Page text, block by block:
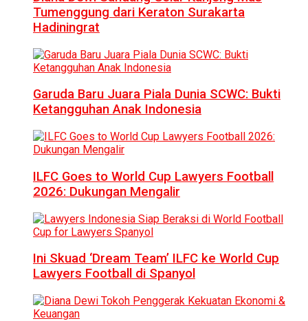
Tumenggung dari Keraton Surakarta
Hadiningrat
Garuda Baru Juara Piala Dunia SCWC: Bukti
Ketangguhan Anak Indonesia
ILFC Goes to World Cup Lawyers Football
2026: Dukungan Mengalir
Ini Skuad ‘Dream Team’ ILFC ke World Cup
Lawyers Football di Spanyol